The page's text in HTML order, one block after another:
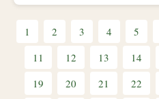
1 2 3 4 5
11
12 13 14
19
20 21 22